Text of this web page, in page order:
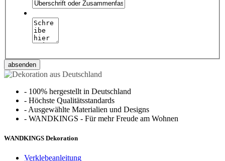
absenden
- 100% hergestellt in Deutschland
- Höchste Qualitätsstandards
- Ausgewählte Materialien und Designs
- WANDKINGS - Für mehr Freude am Wohnen
WANDKINGS Dekoration
Verklebeanleitung